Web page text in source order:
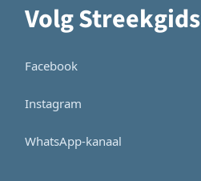
Volg Streekgids
Facebook
Instagram
WhatsApp-kanaal